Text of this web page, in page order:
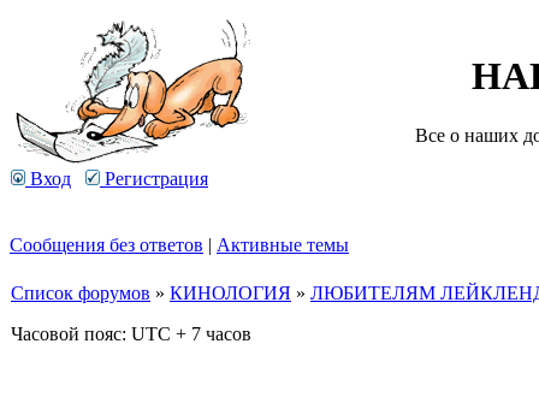
Все о наших
Вход Регистрация
Сообщения без ответов | Активные темы
Список форумов » КИНОЛОГИЯ » ЛЮБИТЕЛЯМ
Часовой пояс: UTC + 7 часов